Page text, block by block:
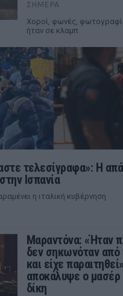
ΣΉΜΕΡΑ
Χοροί, φωνές,
ήταν σε κλαμπ
τελεσίγραφα»: Η
Ισπανία
η ιταλική κυβέρνηση
Μαραντόνα: «Ήταν
δεν σηκωνόταν από
και είχε
αποκάλυψε ο μασέρ
δίκη